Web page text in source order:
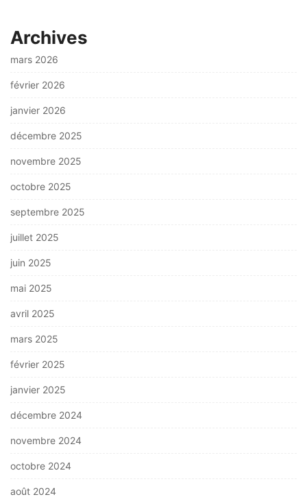
Archives
mars 2026
février 2026
janvier 2026
décembre 2025
novembre 2025
octobre 2025
septembre 2025
juillet 2025
juin 2025
mai 2025
avril 2025
mars 2025
février 2025
janvier 2025
décembre 2024
novembre 2024
octobre 2024
août 2024